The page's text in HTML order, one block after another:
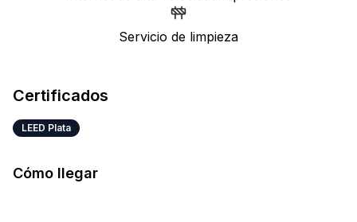
Servicio de limpieza
Certificados
LEED Plata
Cómo llegar